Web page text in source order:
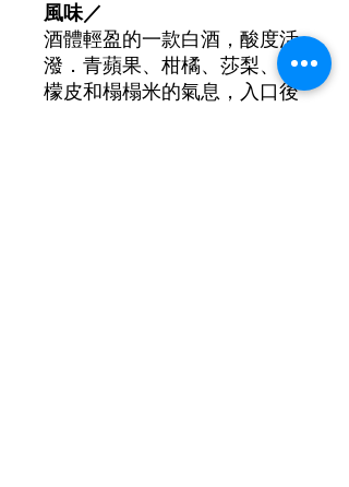
風味／
酒體輕盈的一款白酒，酸度活
潑．青蘋果、柑橘、莎梨、檸
檬皮和榻榻米的氣息，入口後